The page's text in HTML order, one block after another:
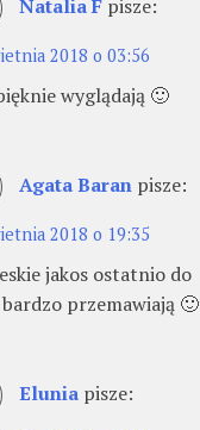
Natalia F pisze:
2018 o 03:56
wyglądają 🙂
Agata Baran pisze:
2018 o 19:35
jakos ostatnio do
przemawiają 🙂
Elunia pisze: